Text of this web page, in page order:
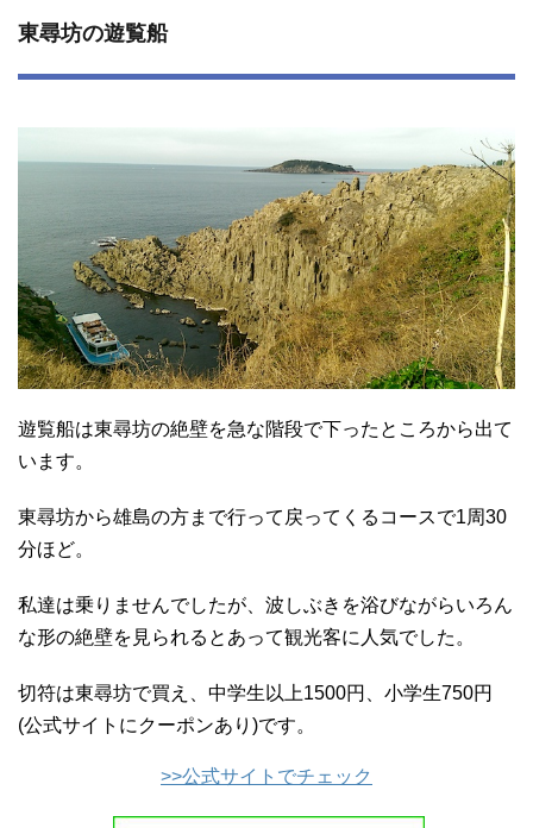
東尋坊の遊覧船
遊覧船は東尋坊の絶壁を急な階段で下ったところから出て
います。
東尋坊から雄島の方まで行って戻ってくるコースで1周30
分ほど。
私達は乗りませんでしたが、波しぶきを浴びながらいろん
な形の絶壁を見られるとあって観光客に人気でした。
切符は東尋坊で買え、中学生以上1500円、小学生750円
(公式サイトにクーポンあり)です。
>>公式サイトでチェック